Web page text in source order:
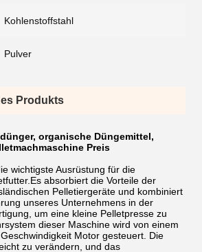
Kohlenstoffstahl
Pulver
Produkts
organische Düngemittel,
Preis
wichtigste Ausrüstung für die
absorbiert die Vorteile der
Pelletiergeräte und kombiniert
unseres Unternehmens in der
um eine kleine Pelletpresse zu
dieser Maschine wird von einem
Motor gesteuert. Die
zu verändern, und das